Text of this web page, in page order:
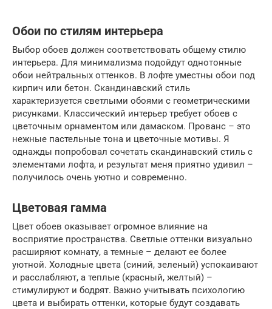
Обои по стилям интерьера
Выбор обоев должен соответствовать общему стилю
интерьера. Для минимализма подойдут однотонные
обои нейтральных оттенков. В лофте уместны обои под
кирпич или бетон. Скандинавский стиль
характеризуется светлыми обоями с геометрическими
рисунками. Классический интерьер требует обоев с
цветочным орнаментом или дамаском. Прованс – это
нежные пастельные тона и цветочные мотивы. Я
однажды попробовал сочетать скандинавский стиль с
элементами лофта, и результат меня приятно удивил –
получилось очень уютно и современно.
Цветовая гамма
Цвет обоев оказывает огромное влияние на
восприятие пространства. Светлые оттенки визуально
расширяют комнату, а темные – делают ее более
уютной. Холодные цвета (синий, зеленый) успокаивают
и расслабляют, а теплые (красный, желтый) –
стимулируют и бодрят. Важно учитывать психологию
цвета и выбирать оттенки, которые будут создавать